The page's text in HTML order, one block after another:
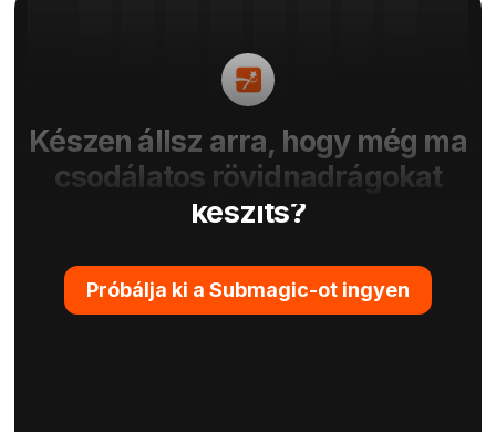
Készen állsz arra, hogy még ma
csodálatos rövidnadrágokat
készíts?
Próbálja ki a Submagic-ot ingyen